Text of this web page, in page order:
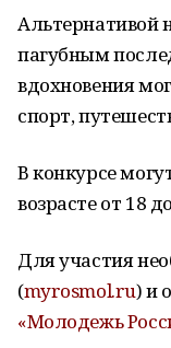
Альтернативой
пагубным
вдохновения
спорт,
В конкурсе
возрасте от 18
Для участия
(myrosmol.ru) и
«Молодежь